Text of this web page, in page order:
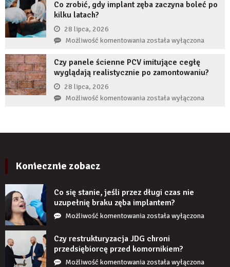
wykorzystują
żeby
zwiększyć
wiarygodność
produktu?
Co zrobić, gdy implant zęba zaczyna boleć po
kilku latach?
28 lipca, 2026
Możliwość komentowaniaCo
gdy
implant
zaczyna
została wyłączona
Czy panele ścienne PCV imitujące cegłę
wyglądają realistycznie po zamontowaniu?
28 lipca, 2026
Możliwość komentowaniaCzy
zamontowaniu?
została wyłączona
Koniecznie zobacz
Co się stanie, jeśli przez długi czas nie
uzupełnię braku zęba implantem?
Możliwość komentowaniaCo
stanie,
jeśli
przez
została wyłączona
Czy restrukturyzacja JDG chroni
przedsiębiorcę przed komornikiem?
Możliwość komentowaniaCzy
została wyłączona